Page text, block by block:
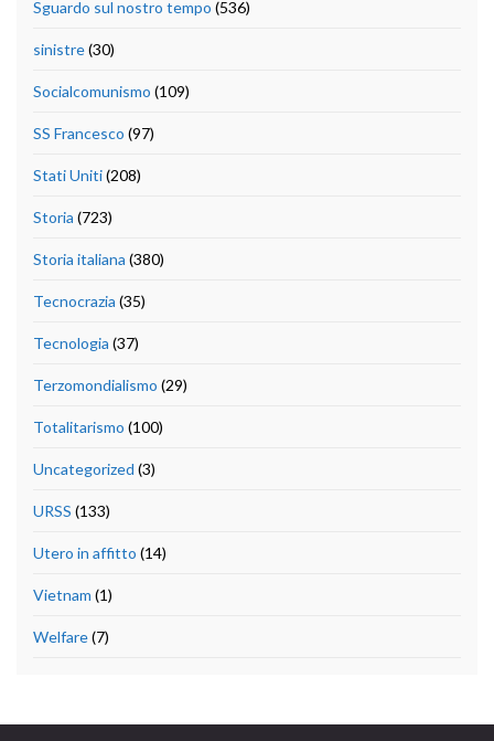
Sguardo sul nostro tempo (536)
sinistre(30)
Socialcomunismo (109)
SS Francesco (97)
Stati Uniti(208)
Storia (723)
Storia italiana (380)
Tecnocrazia (35)
Tecnologia (37)
Terzomondialismo (29)
Totalitarismo (100)
Uncategorized (3)
URSS (133)
Utero in affitto (14)
Vietnam (1)
Welfare(7)